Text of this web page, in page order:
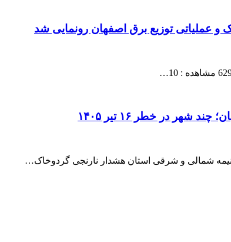
و عملیاتی توزیع برق اصفهان رونمایی شد
شهر در خطر ۱۶ تیر ۱۴۰۵
شمالی و شرقی استان هشدار نارنجی گردوخاک…